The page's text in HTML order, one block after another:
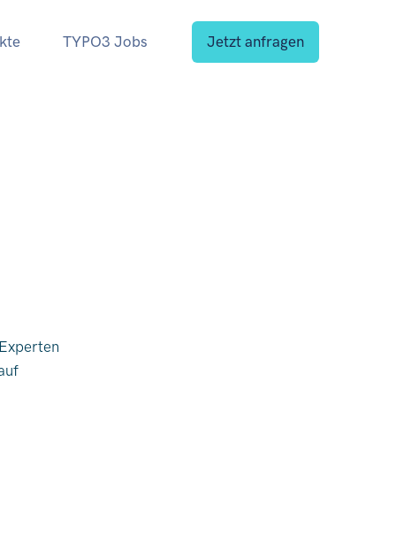
TYPO3 Jobs Jetzt anfragen